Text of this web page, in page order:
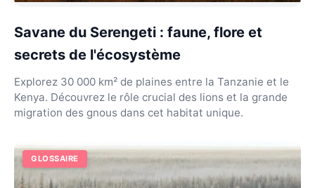
Savane du Serengeti : faune, flore et
secrets de l'écosystème
Explorez 30 000 km² de plaines entre la Tanzanie et le
Kenya. Découvrez le rôle crucial des lions et la grande
migration des gnous dans cet habitat unique.
GLOSSAIRE